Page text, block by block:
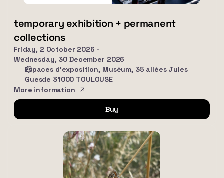
temporary exhibition + permanent
collections
Friday, 2 October 2026
Wednesday, 30 December 2026
Espaces d'exposition Muséum, 35 allées Jules
Guesde 31000 TOULOUSE
More information
Buy